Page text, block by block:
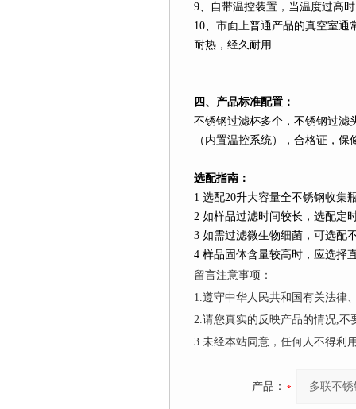
9、自带温控装置，当温度过高
10、市面上普通产品的真空室通
耐热，经久耐用
四、产品标准配置：
不锈钢过滤杯多个，不锈钢过滤
（内置温控系统），合格证，保
选配指南：
1 选配20升大容量全不锈钢收集
2 如样品过滤时间较长，选配定
3 如需过滤微生物细菌，可选配
4 样品固体含量较高时，应选择
留言注意事项：
1.遵守中华人民共和国有关法律
2.请您真实的反映产品的情况,
3.未经本站同意，任何人不得利
产品：